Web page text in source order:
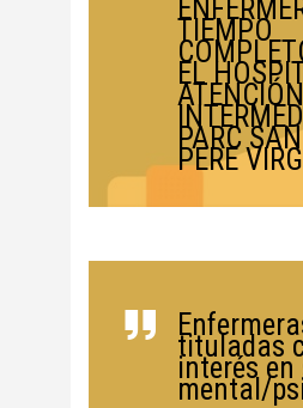
TIEMPO
EL
ATENCIÓN
PARC
PERE
tituladas
interés en
mental/